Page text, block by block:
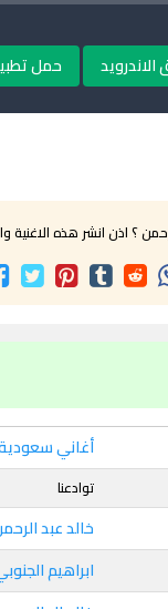
حمل
؟ اذن انشر هذه
أغاني
توادعنا
خالد عبد
ابراهيم